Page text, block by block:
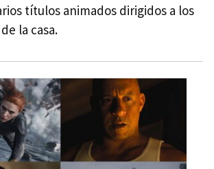
títulos animados dirigidos a los
la casa.